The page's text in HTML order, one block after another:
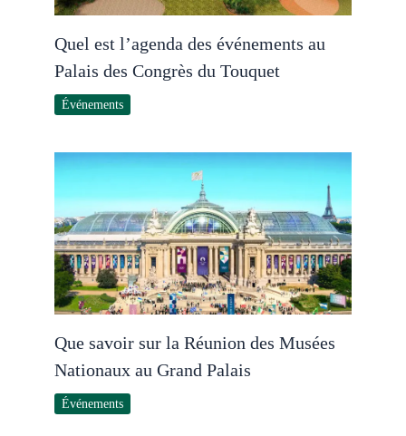
Quel est l’agenda des événements au
Palais des Congrès du Touquet
Événements
Que savoir sur la Réunion des Musées
Nationaux au Grand Palais
Événements